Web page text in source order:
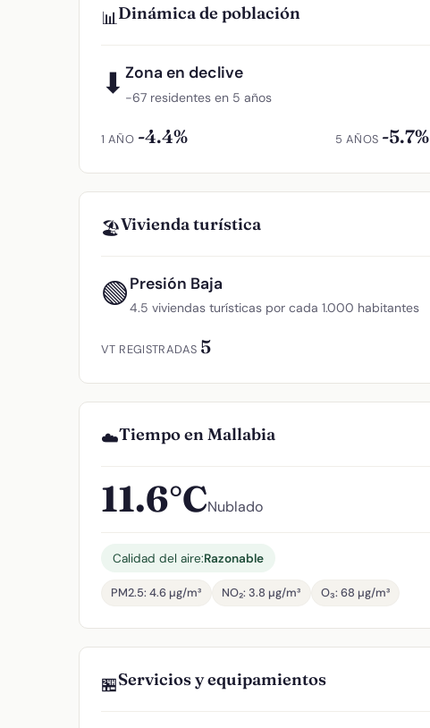
📊Dinámica de población
⬇ Zona en declive
−67 residentes en 5 años
1 AÑO -4.4% 5 AÑOS -5.7%
🏖️Vivienda turística
🟢Presión Baja
4.5 viviendas turísticas por cada 1.000 habitantes
VT REGISTRADAS 5
☁️Tiempo en Mallabia
11.6°CNublado
Calidad del aire:Razonable
PM2.5: 4.6 µg/m³ NO₂: 3.8 µg/m³ O₃: 68 µg/m³
🏪Servicios y equipamientos